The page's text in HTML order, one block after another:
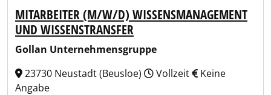
MITARBEITER (M/W/D) WISSENSMANAGEMENT
UND WISSENSTRANSFER
Gollan Unternehmensgruppe
23730 Neustadt (Beusloe)
Vollzeit
Keine
Angabe